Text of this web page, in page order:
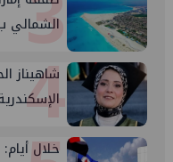
4
شاهيناز
خلال